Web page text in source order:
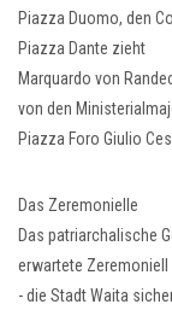
Piazza Duomo, den
Piazza Dante zieht
Marquardo von
von den
Piazza Foro Giulio
Das Zeremonielle
Das patriarchalische
erwartete Zeremoniell
- die Stadt Waita